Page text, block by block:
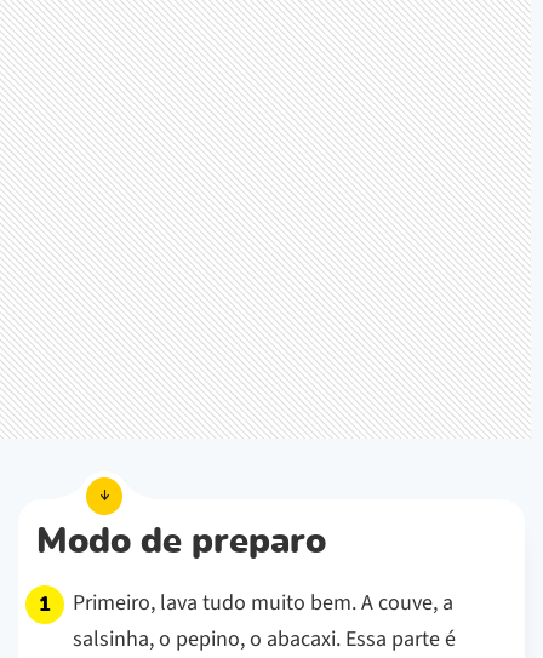
Modo de preparo
Primeiro, lava tudo muito bem. A couve, a
salsinha, o pepino, o abacaxi. Essa parte é